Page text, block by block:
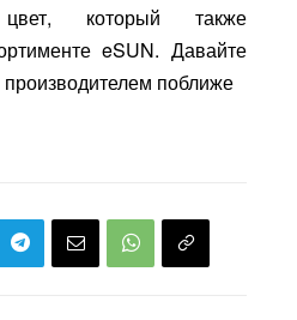
который также
eSUN. Давайте
поближе